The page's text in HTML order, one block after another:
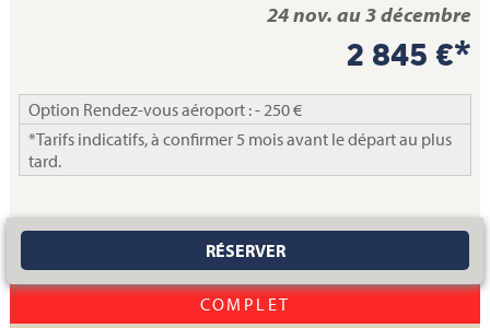
24 nov. au 3 décembre
2 845 €*
Option Rendez-vous aéroport : - 250 €
*Tarifs indicatifs, à confirmer 5 mois avant le départ au plus
tard.
RÉSERVER
COMPLET